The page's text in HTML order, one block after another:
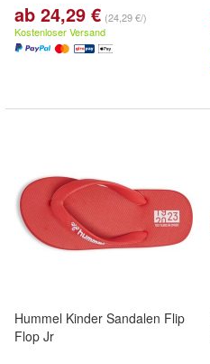
ab 24,29 € (24,29 €/)
Kostenloser Versand
Hummel Kinder Sandalen Flip
Flop Jr